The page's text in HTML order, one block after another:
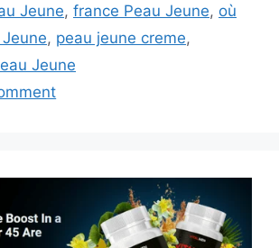
Jeune, france Peau Jeune, où
, peau jeune creme,
Jeune